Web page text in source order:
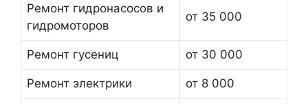
Ремонт гидронасосов и
гидромоторов
от 35 000
Ремонт гусениц от 30 000
Ремонт электрики от 8 000